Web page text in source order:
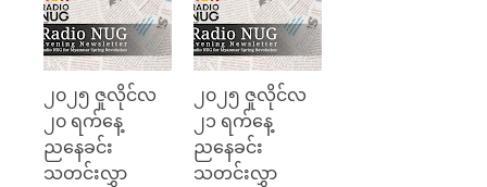
၂၀၂၅ ဇူလိုင်လ
၂၀ ရက်နေ့
ညနေခင်း
သတင်းလွှာ
၂၀၂၅ ဇူလိုင်လ
၂၁ ရက်နေ့
ညနေခင်း
သတင်းလွှာ